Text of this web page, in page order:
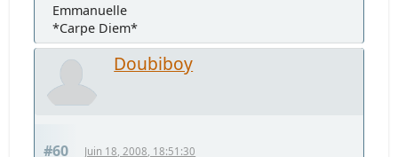
Emmanuelle
*Carpe Diem*
Doubiboy
#60 Juin 18, 2008, 18:51:30